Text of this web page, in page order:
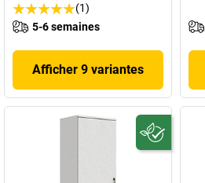
(1)
5-6 semaines
Afficher 9 variantes